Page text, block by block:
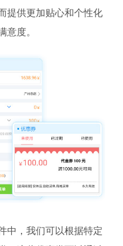
提供更加贴心和个性化
意度。
中，我们可以根据特定